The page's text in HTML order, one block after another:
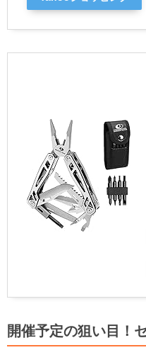
開催予定の狙い目！